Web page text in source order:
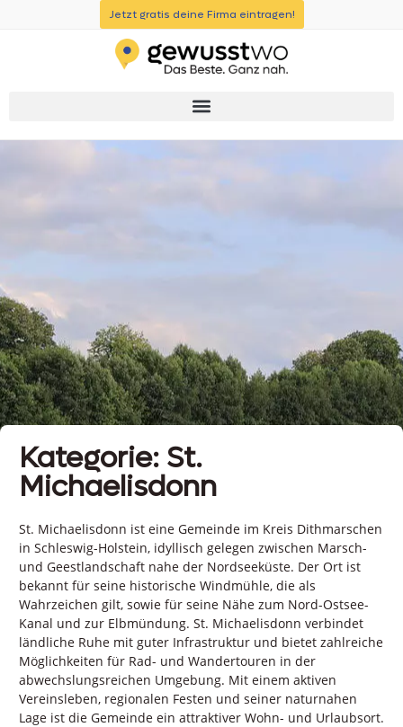
Jetzt gratis deine Firma eintragen!
Kategorie: St.
Michaelisdonn
St. Michaelisdonn ist eine Gemeinde im Kreis Dithmarschen
in Schleswig-Holstein, idyllisch gelegen zwischen Marsch-
und Geestlandschaft nahe der Nordseeküste. Der Ort ist
bekannt für seine historische Windmühle, die als
Wahrzeichen gilt, sowie für seine Nähe zum Nord-Ostsee-
Kanal und zur Elbmündung. St. Michaelisdonn verbindet
ländliche Ruhe mit guter Infrastruktur und bietet zahlreiche
Möglichkeiten für Rad- und Wandertouren in der
abwechslungsreichen Umgebung. Mit einem aktiven
Vereinsleben, regionalen Festen und seiner naturnahen
Lage ist die Gemeinde ein attraktiver Wohn- und Urlaubsort.